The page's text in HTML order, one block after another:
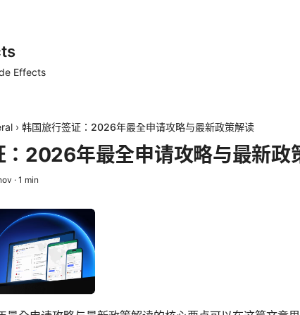
Effects
› 韩国旅行签证：2026年最全申请攻略与最新政策解读
：2026年最全申请攻略与最新政
· 1 min